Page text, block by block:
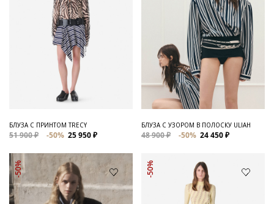
БЛУЗА С ПРИНТОМ TRECY
51 900 ₽ -50% 25 950 ₽
БЛУЗА С УЗОРОМ В ПОЛОСКУ ULIAH
48 900 ₽ -50% 24 450 ₽
-50% -50%